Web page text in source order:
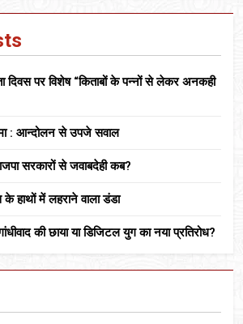
दिवस पर विशेष “किताबों के पन्नों से लेकर अनकही
: आन्दोलन से उपजे सवाल
सरकारों से जवाबदेही कब?
हाथों में लहराने वाला डंडा
की छाया या डिजिटल युग का नया प्रतिरोध?